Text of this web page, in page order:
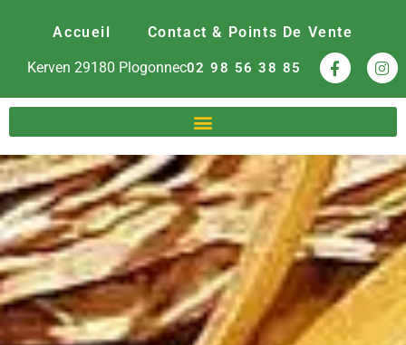
Accueil Contact & Points De Vente
Kerven 29180 Plogonnec02 98 56 38 85